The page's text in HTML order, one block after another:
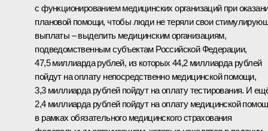
с функционированием медицинских организаций при
плановой помощи, чтобы люди не теряли свои
выплаты – выделить медицинским организациям,
подведомственным субъектам Российской Федерации,
47,5 миллиарда рублей, из которых 44,2 миллиарда рублей
пойдут на оплату непосредственно медицинской помощи,
3,3 миллиарда рублей пойдут на оплату тестирования. И
2,4 миллиарда рублей пойдут на оплату медицинской
в рамках обязательного медицинского страхования